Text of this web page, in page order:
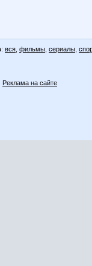
вся фильмы сериалы
Реклама на сайте